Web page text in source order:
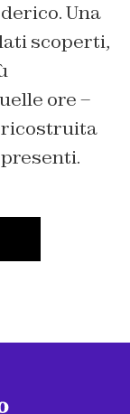
Una
scoperti,
ore –
ricostruita